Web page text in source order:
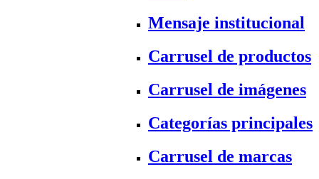
Mensaje institucional
Carrusel de productos
Carrusel de imágenes
Categorías principales
Carrusel de marcas